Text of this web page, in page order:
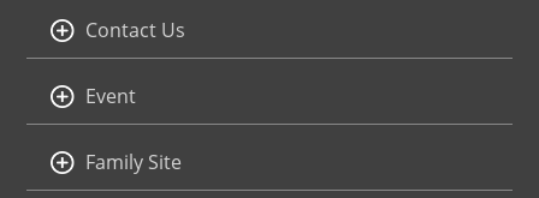
Contact Us
Event
Family Site